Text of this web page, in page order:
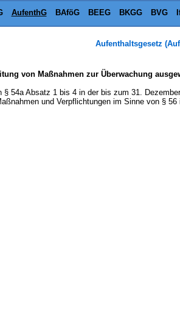
AufenthG BAföG BEEG BKGG BVG
Aufenthaltsgesetz
von Maßnahmen zur Überwachung
§ 54a Absatz 1 bis 4 in der bis zum 31.
und Verpflichtungen im Sinne von §